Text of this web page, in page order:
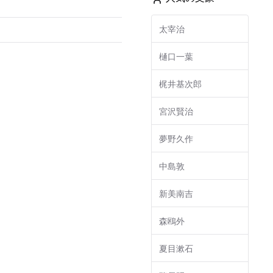
太宰治
樋口一葉
梶井基次郎
宮沢賢治
夢野久作
中島敦
新美南吉
森鴎外
夏目漱石